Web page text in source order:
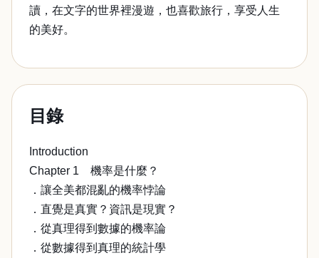
讀，在文字的世界裡漫遊，也喜歡旅行，享受人生
的美好。
目錄
Introduction
Chapter 1 機率是什麼？
．讓全美都混亂的機率悖論
．直覺是真實？資訊是現實？
．從真理得到數據的機率論
．從數據得到真理的統計學